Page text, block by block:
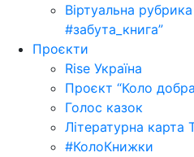
Віртуальна
#забута_книга”
Проєкти
Rise Україна
Проєкт “Коло
Голос казок
Літературна карта
#КолоКнижки